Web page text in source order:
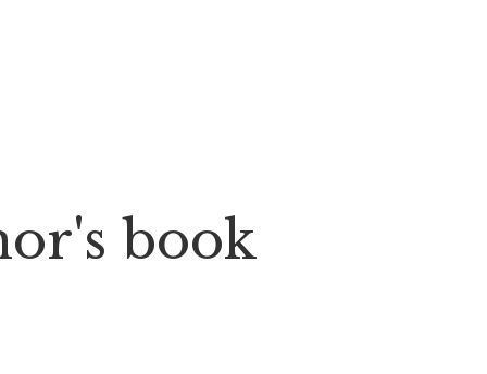
book